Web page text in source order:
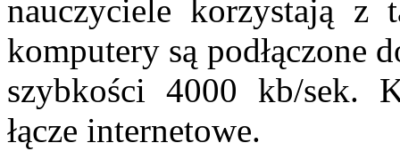
nauczyciele korzystają z
komputery są podłączone
szybkości 4000 kb/sek.
łącze internetowe.